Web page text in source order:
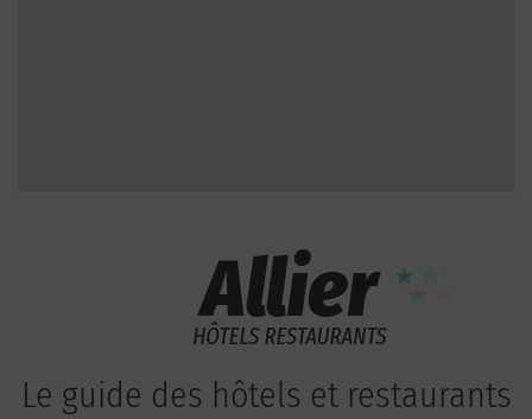
Le guide des hôtels et restaurants